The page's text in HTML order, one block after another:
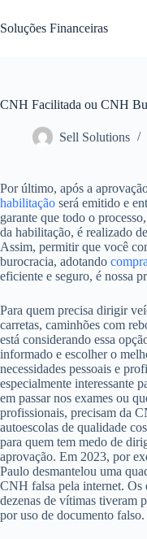
para
o
Soluções Financeiras
CNH Facilitada ou CNH
Sell Solutions
Por último, após a
habilitação será emitido e
garante que todo o
da habilitação, é realizado
Assim, permitir que você
burocracia, adotando
eficiente e seguro, é nossa
Para quem precisa dirigir
carretas, caminhões com
está considerando essa
informado e escolher o
necessidades pessoais e
especialmente interessante
em passar nos exames ou
profissionais, precisam da
autoescolas de qualidade
para quem tem medo de
aprovação. Em 2023, por
Paulo desmantelou uma
CNH falsa pela internet. Os
dezenas de vítimas tiveram
por uso de documento falso.